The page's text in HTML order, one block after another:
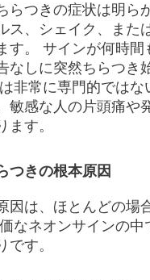
らつきの症状は明ら
ス、シェイク、また
す。 サインが何時間
なしに突然ちらつき
非常に専門的ではな
敏感な人の片頭痛や
す。
つきの根本原因
因は、ほとんどの場
なネオンサインの中
す。